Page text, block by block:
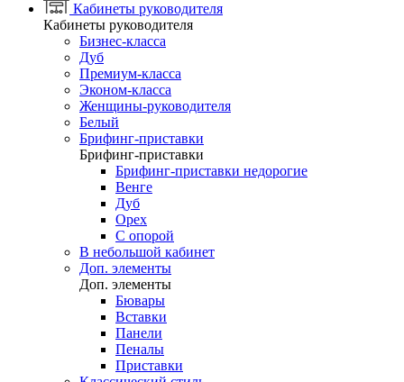
Кабинеты руководителя
Кабинеты руководителя
Бизнес-класса
Дуб
Премиум-класса
Эконом-класса
Женщины-руководителя
Белый
Брифинг-приставки
Брифинг-приставки
Брифинг-приставки недорогие
Венге
Дуб
Орех
С опорой
В небольшой кабинет
Доп. элементы
Доп. элементы
Бювары
Вставки
Панели
Пеналы
Приставки